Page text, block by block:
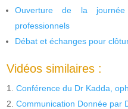
Ouverture de la
professionnels
Débat et échanges pour
Vidéos similaires :
Conférence du Dr Kadda,
Communication Donnée par